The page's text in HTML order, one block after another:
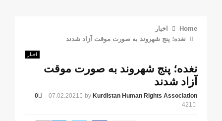
Home
اخبار
نغده؛ پنج شهروند به صورت موقت آزاد شدند
اخبار
نغده؛ پنج شهروند به صورت موقت
آزاد شدند
by Kurdistan Human Rights Association
07.02.2021
0
421